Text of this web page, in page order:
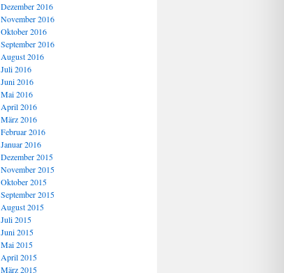
Dezember 2016
November 2016
Oktober 2016
September 2016
August 2016
Juli 2016
Juni 2016
Mai 2016
April 2016
März 2016
Februar 2016
Januar 2016
Dezember 2015
November 2015
Oktober 2015
September 2015
August 2015
Juli 2015
Juni 2015
Mai 2015
April 2015
März 2015